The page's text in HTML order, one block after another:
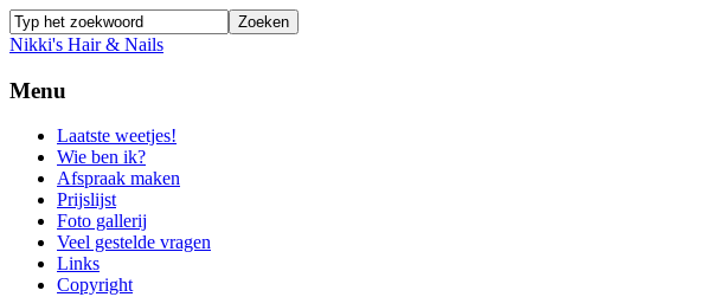
Nikki's Hair & Nails
Menu
Laatste weetjes!
Wie ben ik?
Afspraak maken
Prijslijst
Foto gallerij
Veel gestelde vragen
Links
Copyright